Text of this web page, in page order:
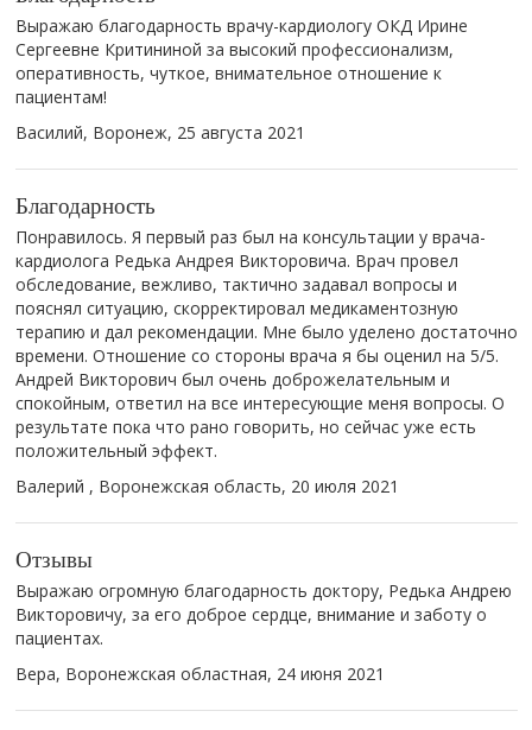
Выражаю благодарность врачу-кардиологу ОКД Ирине
Сергеевне Критининой за высокий профессионализм,
оперативность, чуткое, внимательное отношение к
пациентам!
Василий, Воронеж, 25 августа 2021
Благодарность
Понравилось. Я первый раз был на консультации у врача-
кардиолога Редька Андрея Викторовича. Врач провел
обследование, вежливо, тактично задавал вопросы и
пояснял ситуацию, скорректировал медикаментозную
терапию и дал рекомендации. Мне было уделено достаточно
времени. Отношение со стороны врача я бы оценил на 5/5.
Андрей Викторович был очень доброжелательным и
спокойным, ответил на все интересующие меня вопросы. О
результате пока что рано говорить, но сейчас уже есть
положительный эффект.
Валерий , Воронежская область, 20 июля 2021
Отзывы
Выражаю огромную благодарность доктору, Редька Андрею
Викторовичу, за его доброе сердце, внимание и заботу о
пациентах.
Вера, Воронежская областная, 24 июня 2021